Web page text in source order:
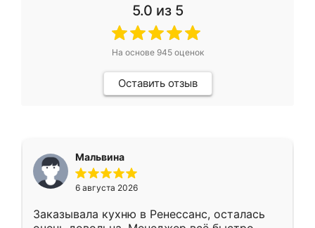
5.0 из 5
На основе 945оценок
Оставить отзыв
Мальвина
6 августа 2026
Заказывала кухню в Ренессанс, осталась